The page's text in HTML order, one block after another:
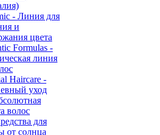
- Линия для
и
цвета
Formulas -
линия
Haircare -
уход
волос
для
от солнца